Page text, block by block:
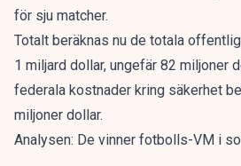
för sju matcher.
Totalt beräknas nu de totala
1 miljard dollar, ungefär 82 miljoner
federala kostnader kring säkerhet
miljoner dollar.
Analysen: De vinner fotbolls-VM i